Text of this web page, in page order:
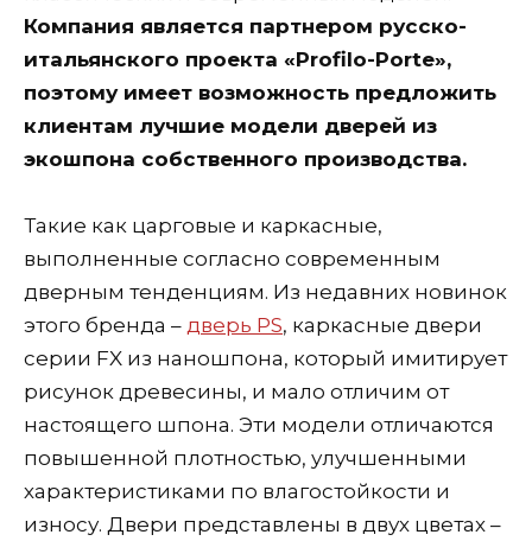
Компания является партнером русско-
итальянского проекта «Profilo-Porte»,
поэтому имеет возможность предложить
клиентам лучшие модели дверей из
экошпона собственного производства.
Такие как царговые и каркасные,
выполненные согласно современным
дверным тенденциям. Из недавних новинок
этого бренда – дверь PS, каркасные двери
серии FX из наношпона, который имитирует
рисунок древесины, и мало отличим от
настоящего шпона. Эти модели отличаются
повышенной плотностью, улучшенными
характеристиками по влагостойкости и
износу. Двери представлены в двух цветах –